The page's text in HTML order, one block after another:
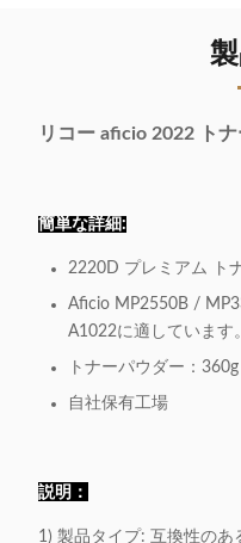
リコー aficio 2022 トナ
簡単な詳細:
2220D プレミアム ト
Aficio MP2550B /
A1022に適しています。
トナーパウダー：360g
自社保有工場
説明：
1) 製品タイプ: 互換性のあ